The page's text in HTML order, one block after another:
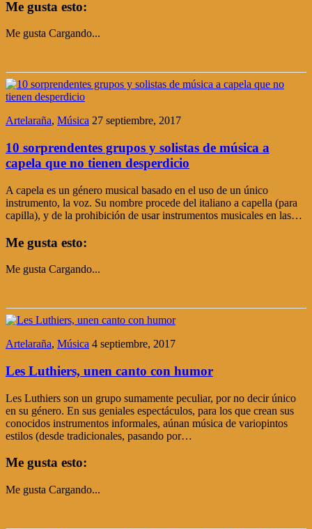
Me gusta esto:
Me gusta Cargando...
Artelaraña, Música 27 septiembre, 2017
10 sorprendentes grupos y solistas de música a
capela que no tienen desperdicio
A capela es un género musical basado en el uso de un único
instrumento, la voz. Su nombre procede del italiano a capella (para
capilla), y de la prohibición de usar instrumentos musicales en las…
Me gusta esto:
Me gusta Cargando...
Artelaraña, Música 4 septiembre, 2017
Les Luthiers, unen canto con humor
Les Luthiers son un grupo sumamente peculiar, por no decir único
en su género. En sus geniales espectáculos, para los que crean sus
conocidos instrumentos informales, aúnan música de variopintos
estilos (desde tradicionales, pasando por…
Me gusta esto:
Me gusta Cargando...